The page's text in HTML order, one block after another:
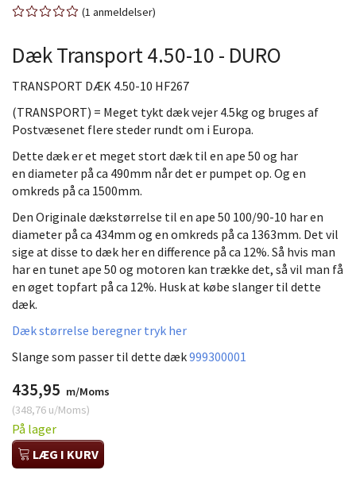
1 anmeldelser
Dæk Transport 4.50-10 - DURO
TRANSPORT DÆK 4.50-10 HF267
(TRANSPORT) = Meget tykt dæk vejer 4.5kg og bruges af
Postvæsenet flere steder rundt om i Europa.
Dette dæk er et meget stort dæk til en ape 50 og har
en diameter på ca 490mm når det er pumpet op. Og en
omkreds på ca 1500mm.
Den Originale dækstørrelse til en ape 50 100/90-10 har en
diameter på ca 434mm og en omkreds på ca 1363mm. Det vil
sige at disse to dæk her en difference på ca 12%. Så hvis man
har en tunet ape 50 og motoren kan trække det, så vil man få
en øget topfart på ca 12%. Husk at købe slanger til dette
dæk.
Dæk størrelse beregner tryk her
Slange som passer til dette dæk999300001
435,95 m/Moms
(348,76 u/Moms)
På lager
LÆG I KURV